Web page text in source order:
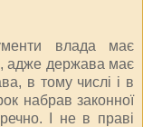
влада має
адже держава має
в тому числі і в
набрав законної
І не в праві